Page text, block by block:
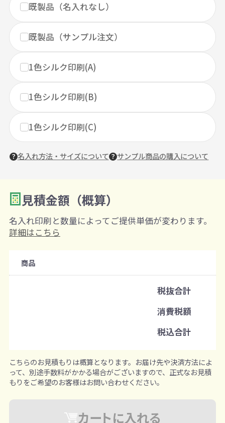
既製品（名入れなし）
既製品（サンプル注文）
1色シルク印刷(A)
1色シルク印刷(B)
1色シルク印刷(C)
名入れ方法・サイズについて サンプル商品の購入について
2 数量を入力
購入条件
既製品：200枚から
名入れあり：200枚から
※既製品サンプルは各色3個まで
見積金額（概算）
名入れ印刷と数量によってご提供単価が変わります。
詳細はこちら
商品
税抜合計
消費税額
税込合計
こちらのお見積もりは概算となります。お届け先や決済方法によ
って、別途手数料がかかる場合がございますので、正式なお見積
もりをご希望のお客様はお問い合わせください。
カートに入れる